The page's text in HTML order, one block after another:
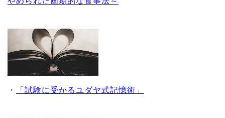
・ 「試験に受かるユダヤ式記憶術」